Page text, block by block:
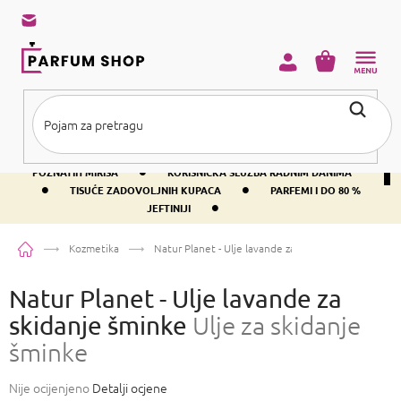
sadržaj
BESPLATNA DOSTAVA IZNAD PRIBLIŽNO 37 € •
400+ SVJETSKI
POZNATIH MIRISA
• KORISNIČKA SLUŽBA RADNIM DANIMA
• TISUĆE ZADOVOLJNIH KUPACA •
PARFEMI I DO 80 %
JEFTINIJI
•
KOŠARICA
PočetnaKozmetika Natur Planet - Ulje lavande za skidanje šminke
Natur Planet - Ulje lavande za
skidanje šminke Ulje za skidanje
šminke
Prosječna
Nije ocijenjeno Detalji ocjene